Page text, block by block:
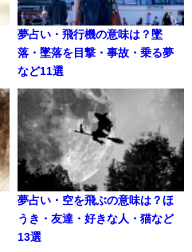
夢占い・飛行機の意味は？墜
落・墜落を目撃・事故・乗る夢
など11選
夢占い・空を飛ぶの意味は？ほ
うき・友達・好きな人・猫など
13選